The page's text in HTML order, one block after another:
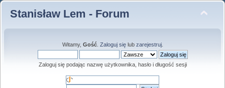
Stanisław Lem - Forum
Witamy, Gość. Zaloguj sięlub zarejestruj.
Zaloguj się podając nazwę użytkownika, hasło i długość sesji